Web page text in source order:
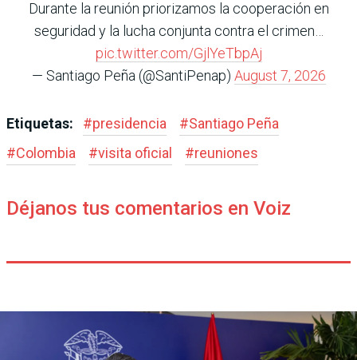
Durante la reunión priorizamos la cooperación en
seguridad y la lucha conjunta contra el crimen…
pic.twitter.com/GjlYeTbpAj
— Santiago Peña (@SantiPenap) August 7, 2026
Etiquetas: #presidencia #Santiago Peña
#Colombia #visita oficial #reuniones
Déjanos tus comentarios en Voiz